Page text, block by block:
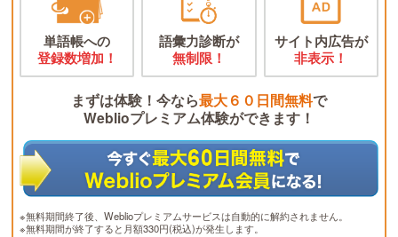
単語帳への
登録数増加！
語彙力診断が
無制限！
サイト内広告が
非表示！
まずは体験！今なら最大６０日間無料で
Weblioプレミアム体験ができます！
※無料期間終了後、Weblioプレミアムサービスは自動的に解約されません。
※無料期間が終了すると月額330円(税込)が発生します。